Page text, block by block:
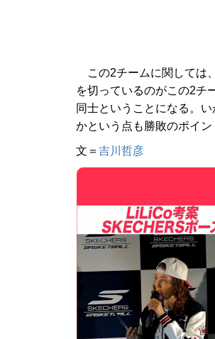
この2チームに関しては
を切っているのがこの2チ
同士ということになる。
かという点も勝敗のポイン
文＝ 吉川哲彦